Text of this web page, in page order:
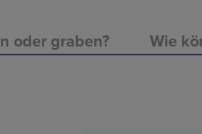
oder graben? Wie